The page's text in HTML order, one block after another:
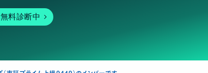
無料診断中